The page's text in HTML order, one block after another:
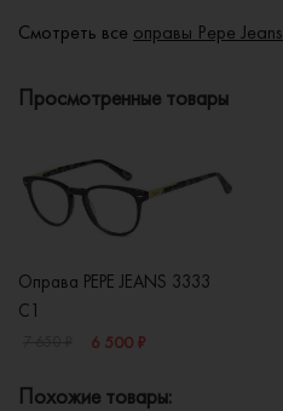
Смотреть все оправы Pepe Jeans
Просмотренные товары
Оправа PEPE JEANS 3333
C1
6 500 ₽
Похожие товары: